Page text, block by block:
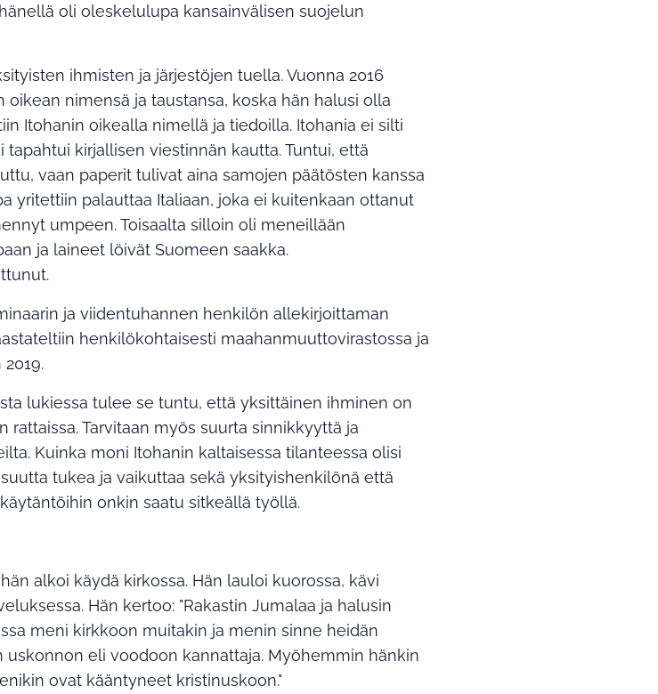
oli oleskelulupa kansainvälisen suojelun
ihmisten ja järjestöjen tuella. Vuonna 2016
nimensä ja taustansa, koska hän halusi olla
Itohanin oikealla nimellä ja tiedoilla. Itohania ei silti
kirjallisen viestinnän kautta. Tuntui, että
vaan paperit tulivat aina samojen päätösten kanssa
yritettiin palauttaa Italiaan, joka ei kuitenkaan ottanut
umpeen. Toisaalta silloin oli meneillään
ja laineet löivät Suomeen saakka.
ja viidentuhannen henkilön allekirjoittaman
henkilökohtaisesti maahanmuuttovirastossa ja
lukiessa tulee se tuntu, että yksittäinen ihminen on
Tarvitaan myös suurta sinnikkyyttä ja
Kuinka moni Itohanin kaltaisessa tilanteessa olisi
tukea ja vaikuttaa sekä yksityishenkilönä että
onkin saatu sitkeällä työllä.
alkoi käydä kirkossa. Hän lauloi kuorossa, kävi
Hän kertoo: "Rakastin Jumalaa ja halusin
meni kirkkoon muitakin ja menin sinne heidän
uskonnon eli voodoon kannattaja. Myöhemmin hänkin
ovat kääntyneet kristinuskoon."